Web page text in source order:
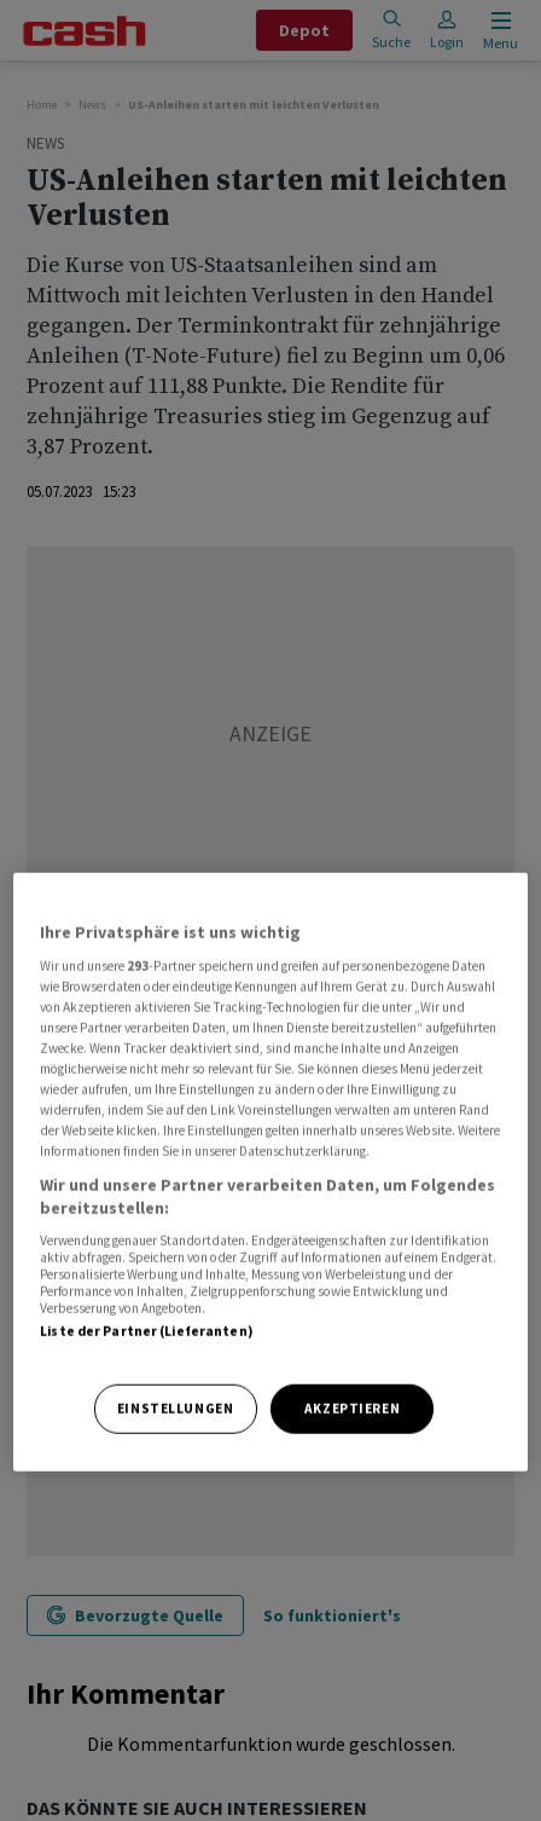
Depot
Suche Login Menu
Home News US-Anleihen starten mit leichten Verlusten
NEWS
US-Anleihen starten mit leichten
Verlusten
Die Kurse von US-Staatsanleihen sind am
Mittwoch mit leichten Verlusten in den Handel
gegangen. Der Terminkontrakt für zehnjährige
Anleihen (T-Note-Future) fiel zu Beginn um 0,06
Prozent auf 111,88 Punkte. Die Rendite für
zehnjährige Treasuries stieg im Gegenzug auf
3,87 Prozent.
05.07.2023 15:23
Dem Markt fehlte es nach dem Feiertag an Impulsen. Im
Handelsverlauf stehen Zahlen zu den
Industrieaufträgen an. Am Abend (MESZ) wird die US-
Notenbank Fed ihr Protokoll zur jüngsten Sitzung
veröffentlichen. Im Juni hatte die Fed bei ihren
Zinserhöhungen pausiert. Die Anleger erhoffen sich von
der Veröffentlichung Hinweise auf eine mögliche
Zinserhöhung auf der nächsten Sitzung Ende
Juli./jsl/bgf/he
Bevorzugte Quelle So funktioniert's
Ihr Kommentar
Die Kommentarfunktion wurde geschlossen.
DAS KÖNNTE SIE AUCH INTERESSIEREN
Ihre Privatsphäre ist uns wichtig
Wir und unsere 293-Partner speichern und greifen auf personenbezogene Daten
wie Browserdaten oder eindeutige Kennungen auf Ihrem Gerät zu. Durch Auswahl
von Akzeptieren aktivieren Sie Tracking-Technologien für die unter „Wir und
unsere Partner verarbeiten Daten, um Ihnen Dienste bereitzustellen“ aufgeführten
Zwecke. Wenn Tracker deaktiviert sind, sind manche Inhalte und Anzeigen
möglicherweise nicht mehr so relevant für Sie. Sie können dieses Menü jederzeit
wieder aufrufen, um Ihre Einstellungen zu ändern oder Ihre Einwilligung zu
widerrufen, indem Sie auf den Link Voreinstellungen verwalten am unteren Rand
der Webseite klicken. Ihre Einstellungen gelten innerhalb unseres Website. Weitere
Informationen finden Sie in unserer Datenschutzerklärung.
Wir und unsere Partner verarbeiten Daten, um Folgendes
bereitzustellen:
Verwendung genauer Standortdaten. Endgeräteeigenschaften zur Identifikation
aktiv abfragen. Speichern von oder Zugriff auf Informationen auf einem Endgerät.
Personalisierte Werbung und Inhalte, Messung von Werbeleistung und der
Performance von Inhalten, Zielgruppenforschung sowie Entwicklung und
Verbesserung von Angeboten.
Liste der Partner (Lieferanten)
EINSTELLUNGEN AKZEPTIEREN